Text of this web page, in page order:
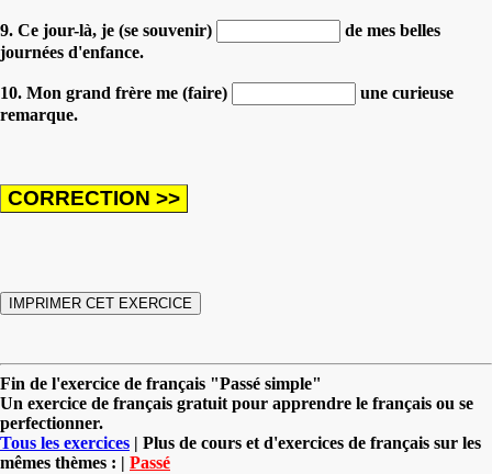
9. Ce jour-là, je (se souvenir)
de mes belles
journées d'enfance.
10. Mon grand frère me (faire)
une curieuse
remarque.
Fin de l'exercice de français "Passé simple"
Un exercice de français gratuit pour apprendre le français ou se
perfectionner.
Tous les exercices | Plus de cours et d'exercices de français sur les
mêmes thèmes : | Passé